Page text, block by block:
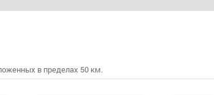
в пределах 50 км.